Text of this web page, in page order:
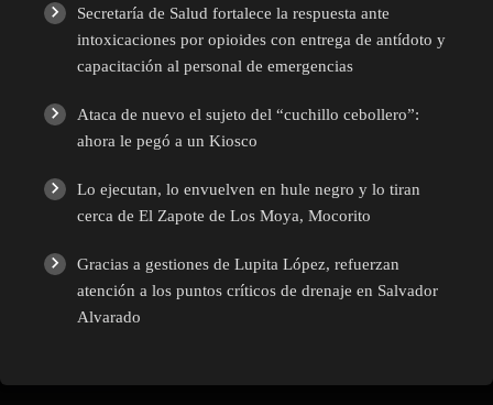
Secretaría de Salud fortalece la respuesta ante
intoxicaciones por opioides con entrega de antídoto y
capacitación al personal de emergencias
Ataca de nuevo el sujeto del “cuchillo cebollero”:
ahora le pegó a un Kiosco
Lo ejecutan, lo envuelven en hule negro y lo tiran
cerca de El Zapote de Los Moya, Mocorito
Gracias a gestiones de Lupita López, refuerzan
atención a los puntos críticos de drenaje en Salvador
Alvarado